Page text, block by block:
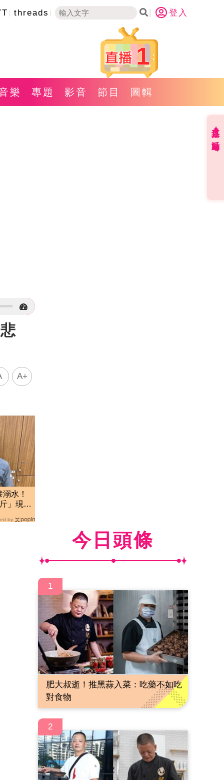
threads 登入
1
樂 專題 影音 節目 圖輯
A+
水！
」現
by
今日頭條
1
肥大叔逝！推黑蒜入菜：吃藥不如吃
對食物
2
直播✦活動